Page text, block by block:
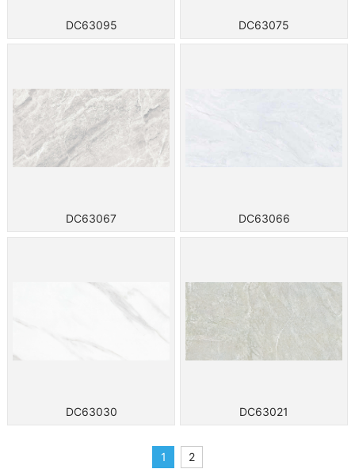
DC63095 DC63075
DC63067 DC63066
DC63030 DC63021
1 2